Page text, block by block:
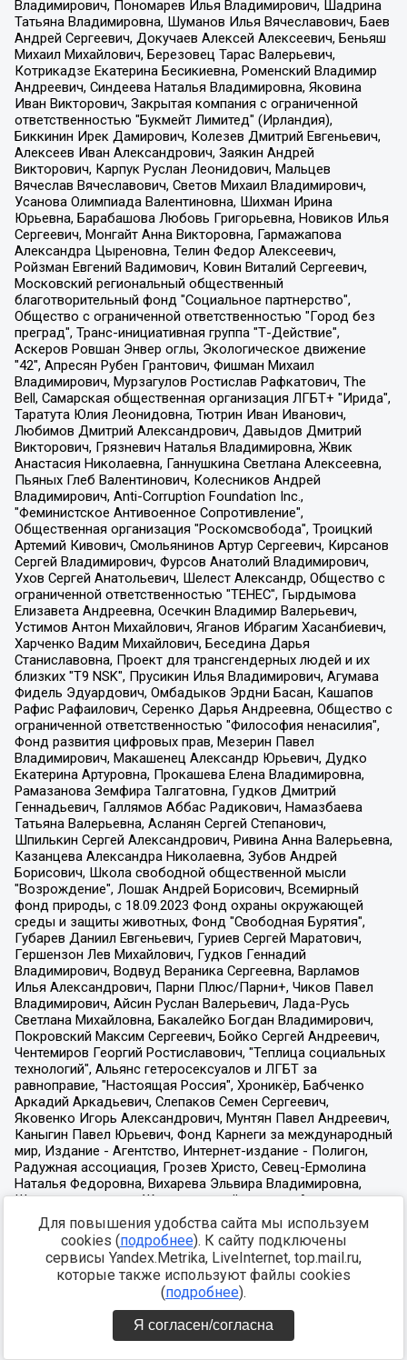
Для повышения удобства сайта мы используем
cookies (подробнее). К сайту подключены
сервисы Yandex.Metrika, LiveInternet, top.mail.ru,
которые также используют файлы cookies
(подробнее).
Я согласен/согласна